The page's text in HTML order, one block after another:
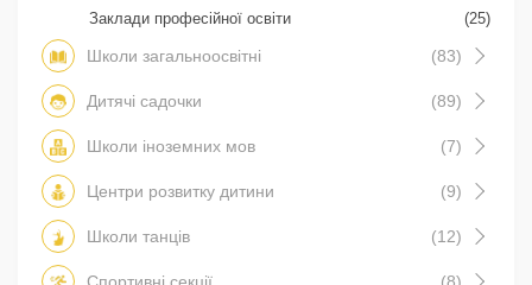
Заклади професійної освіти
(25)
Школи загальноосвітні (83)
Дитячі садочки (89)
Школи іноземних мов (7)
Центри розвитку дитини (9)
Школи танців (12)